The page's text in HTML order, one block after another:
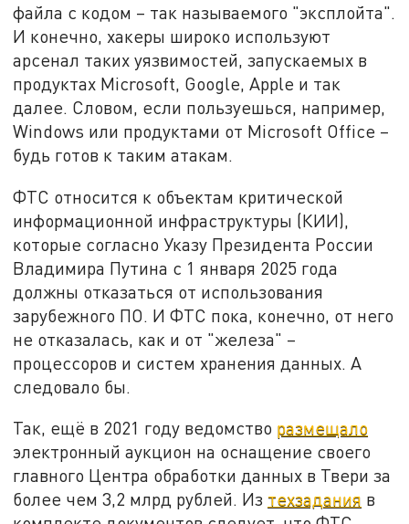
файла с кодом – так называемого "эксплойта".
И конечно, хакеры широко используют
арсенал таких уязвимостей, запускаемых в
продуктах Microsoft, Google, Apple и так
далее. Словом, если пользуешься, например,
Windows или продуктами от Microsoft Office –
будь готов к таким атакам.
ФТС относится к объектам критической
информационной инфраструктуры (КИИ),
которые согласно Указу Президента России
Владимира Путина с 1 января 2025 года
должны отказаться от использования
зарубежного ПО. И ФТС пока, конечно, от него
не отказалась, как и от "железа" –
процессоров и систем хранения данных. А
следовало бы.
Так, ещё в 2021 году ведомство размещало
электронный аукцион на оснащение своего
главного Центра обработки данных в Твери за
более чем 3,2 млрд рублей. Из техзадания в